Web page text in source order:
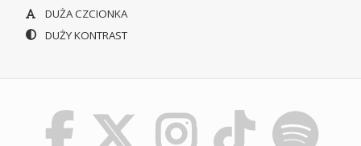
DUŻA CZCIONKA
DUŻY KONTRAST